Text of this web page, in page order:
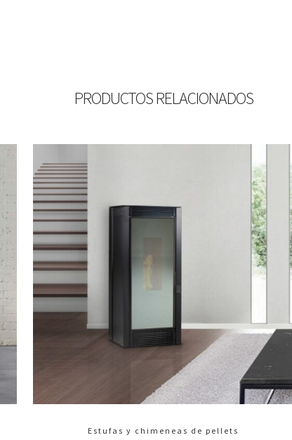
PRODUCTOS RELACIONADOS
Estufas y chimeneas de pellets